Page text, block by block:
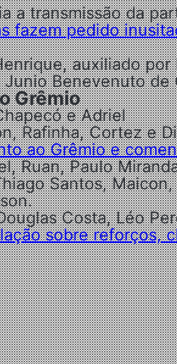
a transmissão da
fazem pedido
auxiliado
Benevenuto de
Grêmio
e Adriel
Rafinha, Cortez e
ao Grêmio e
Ruan, Paulo
Santos,
Costa, Léo
sobre reforços,